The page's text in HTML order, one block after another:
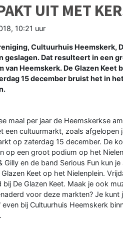
UIT MET
10:21 uur
Cultuurhuis Heemskerk,
geslagen. Dat resulteert in een
Heemskerk. De Glazen Keet
15 december bruist het in
maal per jaar de Heemskerkse
een cultuurmarkt, zoals
op zaterdag 15 december. De
op een groot podium op het
Gilly en de band Serious Fun kun
Keet op het Nielenplein.
De Glazen Keet. Maak je ook
voor deze markten? Je kunt
bij Cultuurhuis Heemskerk